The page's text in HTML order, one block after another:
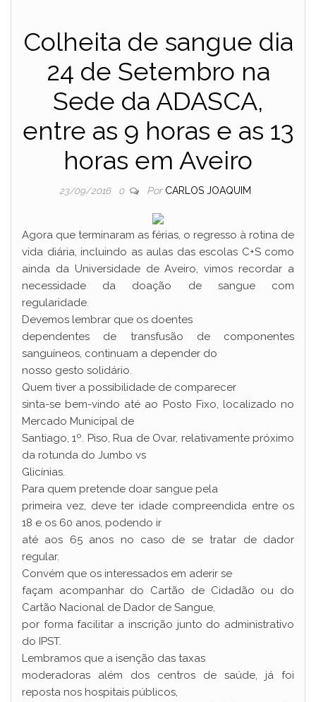
Colheita de sangue dia
24 de Setembro na
Sede da ADASCA,
entre as 9 horas e as 13
horas em Aveiro
23/09/2016 0 Por CARLOS JOAQUIM
Agora que terminaram as férias, o regresso à rotina de
vida diária, incluindo as aulas das escolas C+S como
ainda da Universidade de Aveiro, vimos recordar a
necessidade da doação de sangue com
regularidade.
Devemos lembrar que os doentes
dependentes de transfusão de componentes
sanguíneos, continuam a depender do
nosso gesto solidário.
Quem tiver a possibilidade de comparecer
sinta-se bem-vindo até ao Posto Fixo, localizado no
Mercado Municipal de
Santiago, 1º. Piso, Rua de Ovar, relativamente próximo
da rotunda do Jumbo vs
Glicínias.
Para quem pretende doar sangue pela
primeira vez, deve ter idade compreendida entre os
18 e os 60 anos, podendo ir
até aos 65 anos no caso de se tratar de dador
regular.
Convém que os interessados em aderir se
façam acompanhar do Cartão de Cidadão ou do
Cartão Nacional de Dador de Sangue,
por forma facilitar a inscrição junto do administrativo
do IPST.
Lembramos que a isenção das taxas
moderadoras além dos centros de saúde, já foi
reposta nos hospitais públicos,